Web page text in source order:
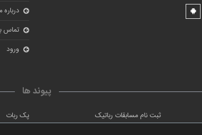
درباره
تماس
ورود
پیوند ها
ثبت نام مسابقات رباتیک پک ربات